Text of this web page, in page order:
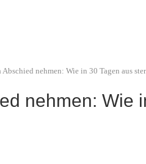
nehmen: Wie in 30 Tagen aus
nehmen: Wie